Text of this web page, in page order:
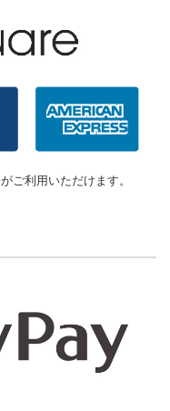
ご利用いただけます。